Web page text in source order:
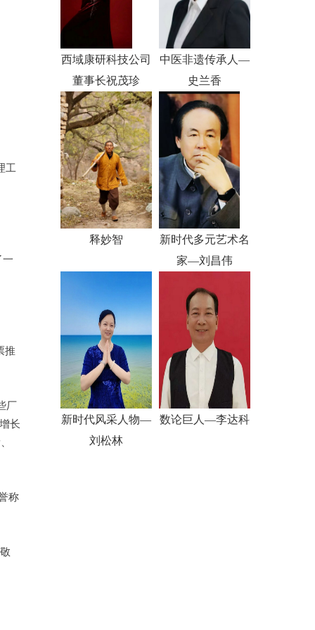
工
一
推
厂
长
称
西域康研科技公司
董事长祝茂珍
中医非遗传承人—
史兰香
释妙智
新时代多元艺术名
家—刘昌伟
新时代风采人物—
刘松林
数论巨人—李达科